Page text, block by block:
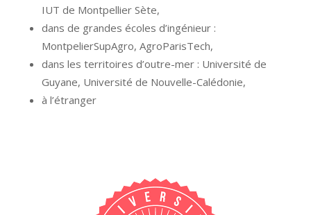
IUT de Montpellier Sète,
dans de grandes écoles d’ingénieur :
MontpelierSupAgro, AgroParisTech,
dans les territoires d’outre-mer : Université de
Guyane, Université de Nouvelle-Calédonie,
à l’étranger